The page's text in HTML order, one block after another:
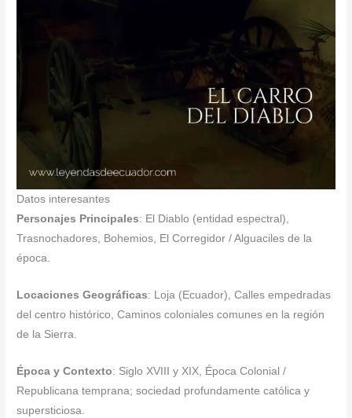
Datos interesantes
Personajes Principales: El Diablo (entidad espectral),
Trasnochadores, Bohemios, El Corregidor / Alguaciles de la
época.
Locaciones Geográficas: Loja (Ecuador), Calles empedradas
del centro histórico, Caminos coloniales comunes en la región
de la Sierra.
Época y Contexto: Siglo XVIII y XIX, Época Colonial /
Republicana temprana; sociedad profundamente católica y
supersticiosa.